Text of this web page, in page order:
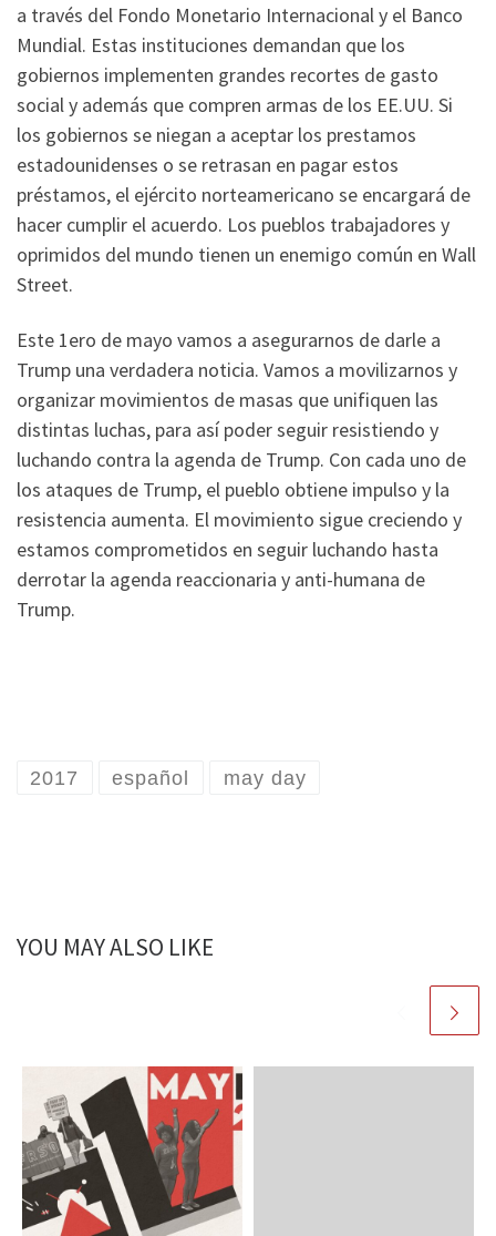
a través del Fondo Monetario Internacional y el Banco
Mundial. Estas instituciones demandan que los
gobiernos implementen grandes recortes de gasto
social y además que compren armas de los EE.UU. Si
los gobiernos se niegan a aceptar los prestamos
estadounidenses o se retrasan en pagar estos
préstamos, el ejército norteamericano se encargará de
hacer cumplir el acuerdo. Los pueblos trabajadores y
oprimidos del mundo tienen un enemigo común en Wall
Street.
Este 1ero de mayo vamos a asegurarnos de darle a
Trump una verdadera noticia. Vamos a movilizarnos y
organizar movimientos de masas que unifiquen las
distintas luchas, para así poder seguir resistiendo y
luchando contra la agenda de Trump. Con cada uno de
los ataques de Trump, el pueblo obtiene impulso y la
resistencia aumenta. El movimiento sigue creciendo y
estamos comprometidos en seguir luchando hasta
derrotar la agenda reaccionaria y anti-humana de
Trump.
2017 español may day
YOU MAY ALSO LIKE